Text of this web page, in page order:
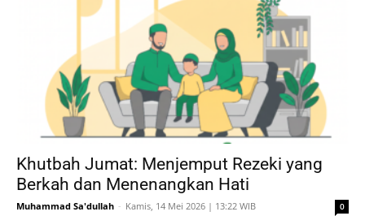
Khutbah Jumat: Menjemput Rezeki yang
Berkah dan Menenangkan Hati
Muhammad Sa'dullah - Kamis, 14 Mei 2026 | 13:22 WIB 0